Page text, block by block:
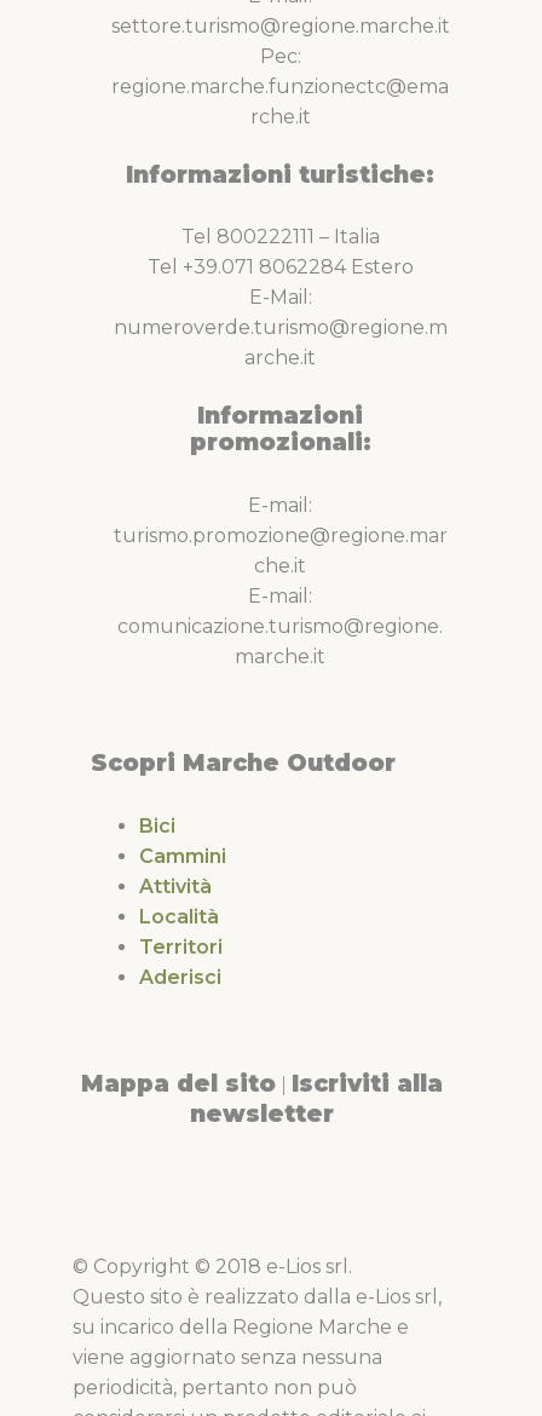
settore.turismo@regione.marche.it
Pec:
regione.marche.funzionectc@ema
rche.it
Informazioni turistiche:
Tel 800222111 – Italia
Tel +39.071 8062284 Estero
E-Mail:
numeroverde.turismo@regione.m
arche.it
Informazioni
promozionali:
E-mail:
turismo.promozione@regione.mar
che.it
E-mail:
comunicazione.turismo@regione.
marche.it
Scopri Marche Outdoor
Bici
Cammini
Attività
Località
Territori
Aderisci
Mappa del sito Iscriviti alla
newsletter
© Copyright © 2018 e-Lios srl.
Questo sito è realizzato dalla e-Lios srl,
su incarico della Regione Marche e
viene aggiornato senza nessuna
periodicità, pertanto non può